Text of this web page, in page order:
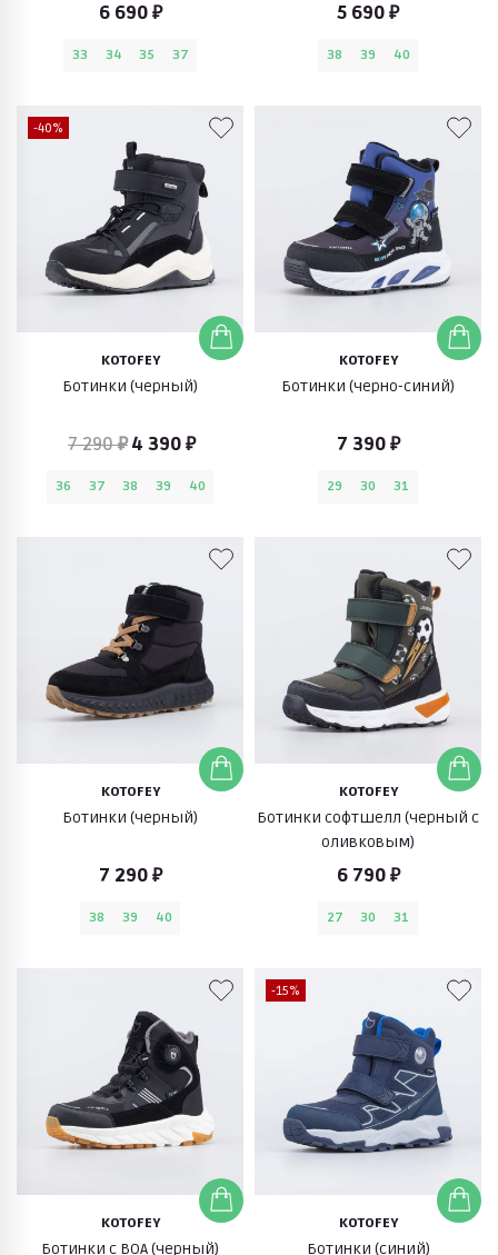
6 690 ₽
33 34 35 37
5 690 ₽
38 39 40
-40%
KOTOFEY
Ботинки (черный)
7 290 ₽ 4 390 ₽
36 37 38 39 40
KOTOFEY
Ботинки (черно-синий)
7 390 ₽
29 30 31
KOTOFEY
Ботинки (черный)
7 290 ₽
38 39 40
KOTOFEY
Ботинки софтшелл (черный с
оливковым)
6 790 ₽
27 30 31
KOTOFEY
Ботинки с BOA (черный)
-15%
KOTOFEY
Ботинки (синий)